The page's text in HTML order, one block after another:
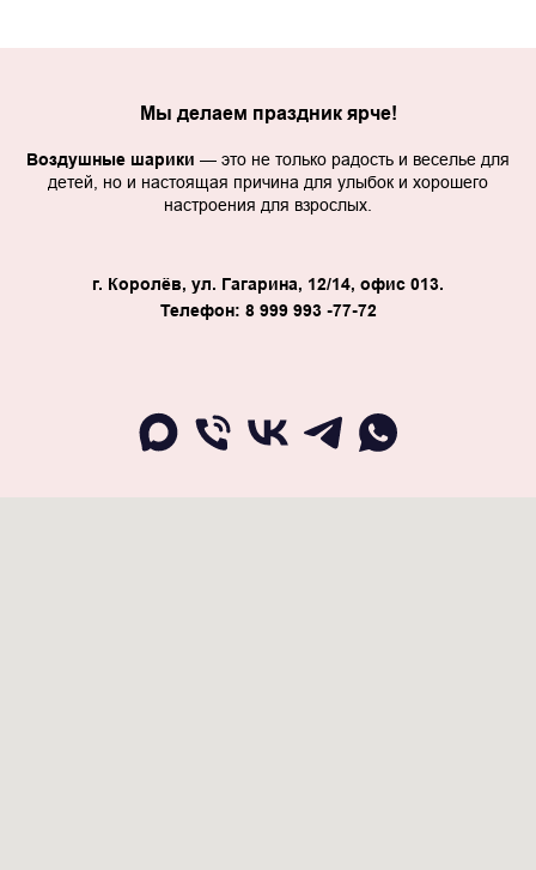
Мы делаем праздник ярче!
Воздушные шарики — это не только радость и веселье для
детей, но и настоящая причина для улыбок и хорошего
настроения для взрослых.
г. Королёв, ул. Гагарина, 12/14, офис 013.
Телефон: 8 999 993 -77-72